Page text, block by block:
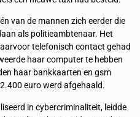
van de mannen zich eerder die
als politieambtenaar. Het
telefonisch contact gehad
haar computer te hebben
haar bankkaarten en gsm
euro werd afgehaald.
in cybercriminaliteit, leidde